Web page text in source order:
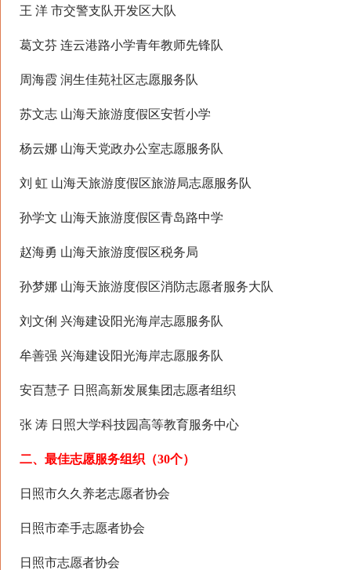
王 洋 市交警支队开发区大队
葛文芬 连云港路小学青年教师先锋队
周海霞 润生佳苑社区志愿服务队
苏文志 山海天旅游度假区安哲小学
杨云娜 山海天党政办公室志愿服务队
刘 虹 山海天旅游度假区旅游局志愿服务队
孙学文 山海天旅游度假区青岛路中学
赵海勇 山海天旅游度假区税务局
孙梦娜 山海天旅游度假区消防志愿者服务大队
刘文俐 兴海建设阳光海岸志愿服务队
牟善强 兴海建设阳光海岸志愿服务队
安百慧子 日照高新发展集团志愿者组织
张 涛 日照大学科技园高等教育服务中心
二、最佳志愿服务组织（30个）
日照市久久养老志愿者协会
日照市牵手志愿者协会
日照市志愿者协会